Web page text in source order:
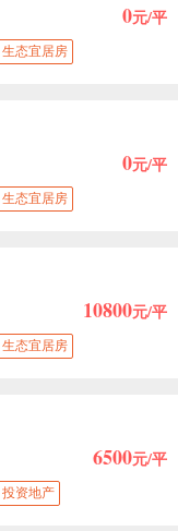
0元/平
生态宜居房
0元/平
生态宜居房
10800元/平
生态宜居房
6500元/平
投资地产